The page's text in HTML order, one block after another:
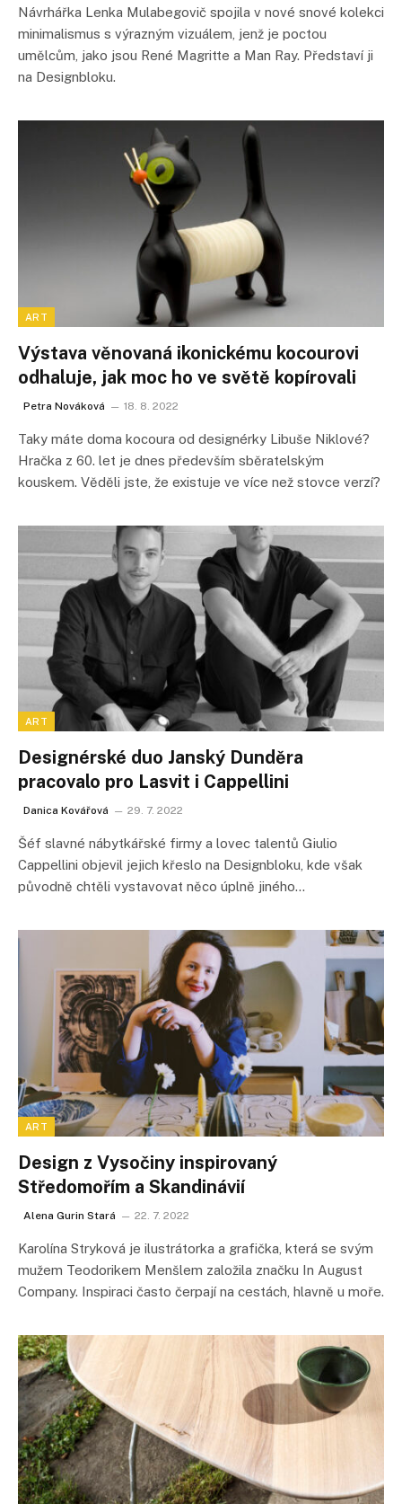
Návrhářka Lenka Mulabegovič spojila v nové snové kolekci
minimalismus s výrazným vizuálem, jenž je poctou
umělcům, jako jsou René Magritte a Man Ray. Představí ji
na Designbloku.
ART
Výstava věnovaná ikonickému kocourovi
odhaluje, jak moc ho ve světě kopírovali
Petra Nováková 18. 8. 2022
Taky máte doma kocoura od designérky Libuše Niklové?
Hračka z 60. let je dnes především sběratelským
kouskem. Věděli jste, že existuje ve více než stovce verzí?
ART
Designérské duo Janský Dunděra
pracovalo pro Lasvit i Cappellini
Danica Kovářová 29. 7. 2022
Šéf slavné nábytkářské firmy a lovec talentů Giulio
Cappellini objevil jejich křeslo na Designbloku, kde však
původně chtěli vystavovat něco úplně jiného…
ART
Design z Vysočiny inspirovaný
Středomořím a Skandinávií
Alena Gurin Stará 22. 7. 2022
Karolína Stryková je ilustrátorka a grafička, která se svým
mužem Teodorikem Menšlem založila značku In August
Company. Inspiraci často čerpají na cestách, hlavně u moře.